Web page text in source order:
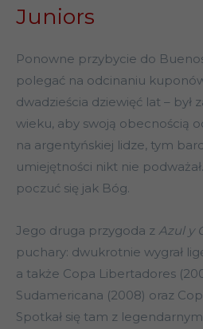
Juniors
Ponowne przybycie do
polegać na odcinaniu
dwadzieścia dziewięć lat – był
wieku, aby swoją obecnością
na argentyńskiej lidze, tym
umiejętności nikt nie
poczuć się jak Bóg.
Jego druga przygoda z Azul y
puchary: dwukrotnie wygrał
a także Copa Libertadores
Sudamericana (2008) oraz
Spotkał się tam z